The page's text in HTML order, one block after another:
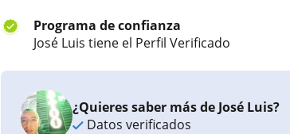
Programa de confianza
José Luis tiene el Perfil Verificado
¿Quieres saber más de José Luis?
Datos verificados